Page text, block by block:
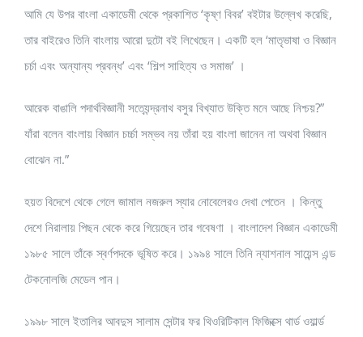
আমি যে উপর বাংলা একাডেমী থেকে প্রকাশিত ‘কৃষ্ণ বিবর’ বইটার উল্লেখ করেছি,
তার বাইরেও তিনি বাংলায় আরো দুটো বই লিখেছেন। একটি হল ‘মাতৃভাষা ও বিজ্ঞান
চর্চা এবং অন্যান্য প্রবন্ধ’ এবং ‘শিল্প সাহিত্য ও সমাজ’ ।
আরেক বাঙালি পদার্থবিজ্ঞানী সত্যেন্দ্রনাথ বসুর বিখ্যাত উক্তি মনে আছে নিশ্চয়?”
যাঁরা বলেন বাংলায় বিজ্ঞান চর্চ্চা সম্ভব নয় তাঁরা হয় বাংলা জানেন না অথবা বিজ্ঞান
বোঝেন না.”
হয়ত বিদেশে থেকে গেলে জামাল নজরুল স্যার নোবেলেরও দেখা পেতেন । কিন্তু
দেশে নিরালায় পিছন থেকে করে গিয়েছেন তার গবেষণা । বাংলাদেশ বিজ্ঞান একাডেমী
১৯৮৫ সালে তাঁকে স্বর্ণপদকে ভূষিত করে। ১৯৯৪ সালে তিনি ন্যাশনাল সায়েন্স এন্ড
টেকনোলজি মেডেল পান।
১৯৯৮ সালে ইতালির আবদুস সালাম সেন্টার ফর থিওরিটিকাল ফিজিক্সে থার্ড ওয়ার্ল্ড